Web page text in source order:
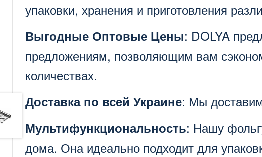
упаковки, хранения и приготовления
Выгодные Оптовые Цены: DOLYA
предложениям, позволяющим вам
количествах.
Доставка по всей Украине: Мы
Мультифункциональность: Нашу
дома. Она идеально подходит для